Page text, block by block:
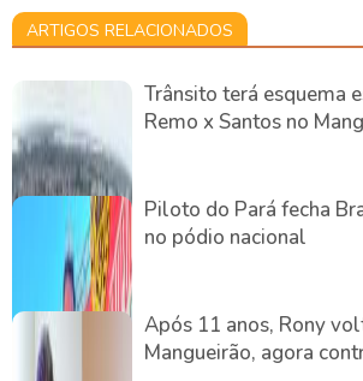
ARTIGOS RELACIONADOS
Trânsito terá esquema
Remo x Santos no
Piloto do Pará fecha
no pódio nacional
Após 11 anos, Rony
Mangueirão, agora